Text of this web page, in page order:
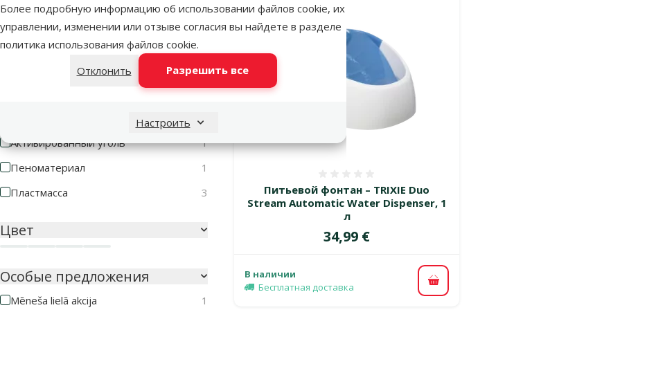
Более подробную информацию об использовании файлов cookie, их
управлении, изменении или отзыве согласия вы найдете в разделе
политика использования файлов cookie.
Отклонить
Разрешить все
Настроить
Оценка 60%
Оценка 40%
0
Оценка 20%
0
Активированный уголь
1
Пеноматериал
1
Пластмасса
3
Цвет
Особые предложения
Mēneša lielā akcija 1
Питьевой фонтан – TRIXIE Duo
Stream Automatic Water Dispenser, 1
л
Цена
34,99 €
В наличии
Бесплатная доставка
В корзину